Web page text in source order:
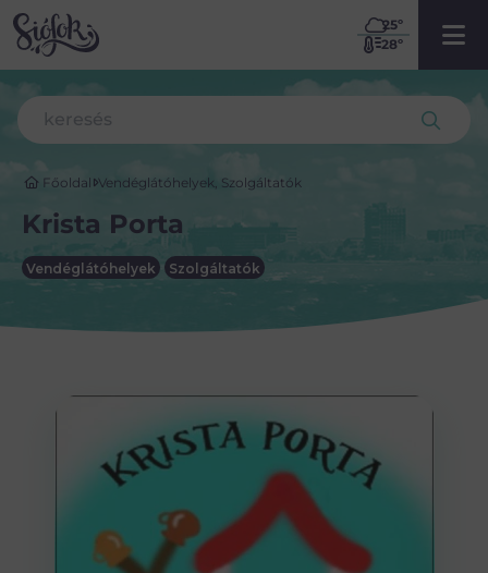
25º
28º
Főoldal Vendéglátóhelyek, Szolgáltatók
Krista Porta
Vendéglátóhelyek Szolgáltatók